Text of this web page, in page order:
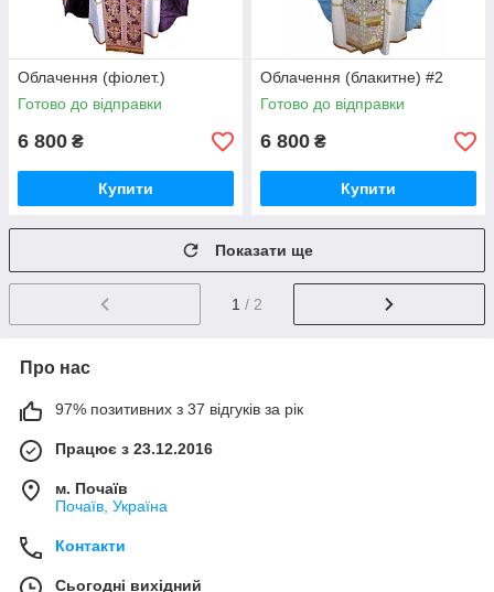
Облачення (фіолет.)
Готово до відправки
6 800 ₴
Купити
Облачення (блакитне) #2
Готово до відправки
6 800 ₴
Купити
Показати ще
1 / 2
Про нас
97% позитивних з 37 відгуків за рік
Працює з 23.12.2016
м. Почаїв
Почаїв, Україна
Контакти
Сьогодні вихідний